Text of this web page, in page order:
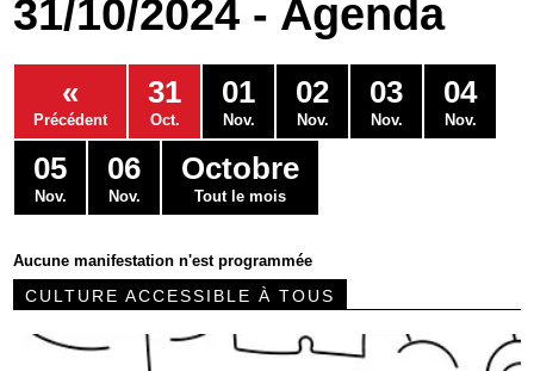
Economie
Services
Contacts
31/10/2024 - Agenda
«
Précédent
31
Oct.
01
Nov.
02
Nov.
03
Nov.
04
Nov.
05
Nov.
06
Nov.
Octobre
Tout le mois
Aucune manifestation n'est programmée
CULTURE ACCESSIBLE À TOUS